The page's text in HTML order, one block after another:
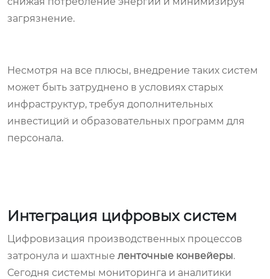
загрязнение.
Несмотря на все плюсы, внедрение таких систем
может быть затруднено в условиях старых
инфраструктур, требуя дополнительных
инвестиций и образовательных программ для
персонала.
Интеграция цифровых систем
Цифровизация производственных процессов
затронула и шахтные ленточные конвейеры.
Сегодня системы мониторинга и аналитики